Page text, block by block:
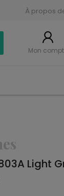
À propos
Mon
Light